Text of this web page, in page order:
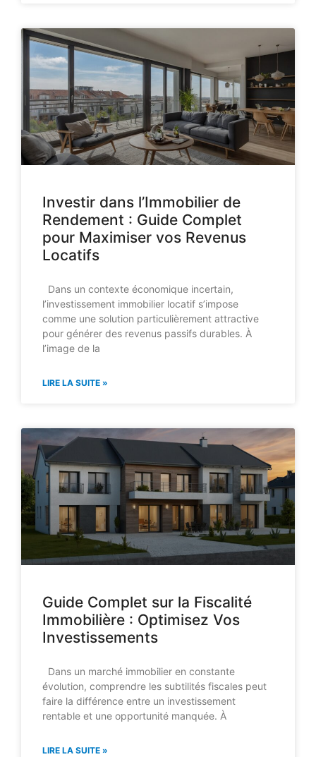
Investir dans l’Immobilier de
Rendement : Guide Complet
pour Maximiser vos Revenus
Locatifs
Dans un contexte économique incertain,
l’investissement immobilier locatif s’impose
comme une solution particulièrement attractive
pour générer des revenus passifs durables. À
l’image de la
LIRE LA SUITE »
Guide Complet sur la Fiscalité
Immobilière : Optimisez Vos
Investissements
Dans un marché immobilier en constante
évolution, comprendre les subtilités fiscales peut
faire la différence entre un investissement
rentable et une opportunité manquée. À
LIRE LA SUITE »